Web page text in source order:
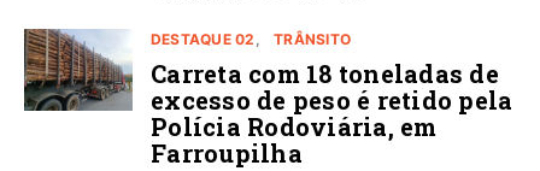
DESTAQUE 02 TRÂNSITO
Carreta com 18 toneladas de
excesso de peso é retido pela
Polícia Rodoviária, em
Farroupilha